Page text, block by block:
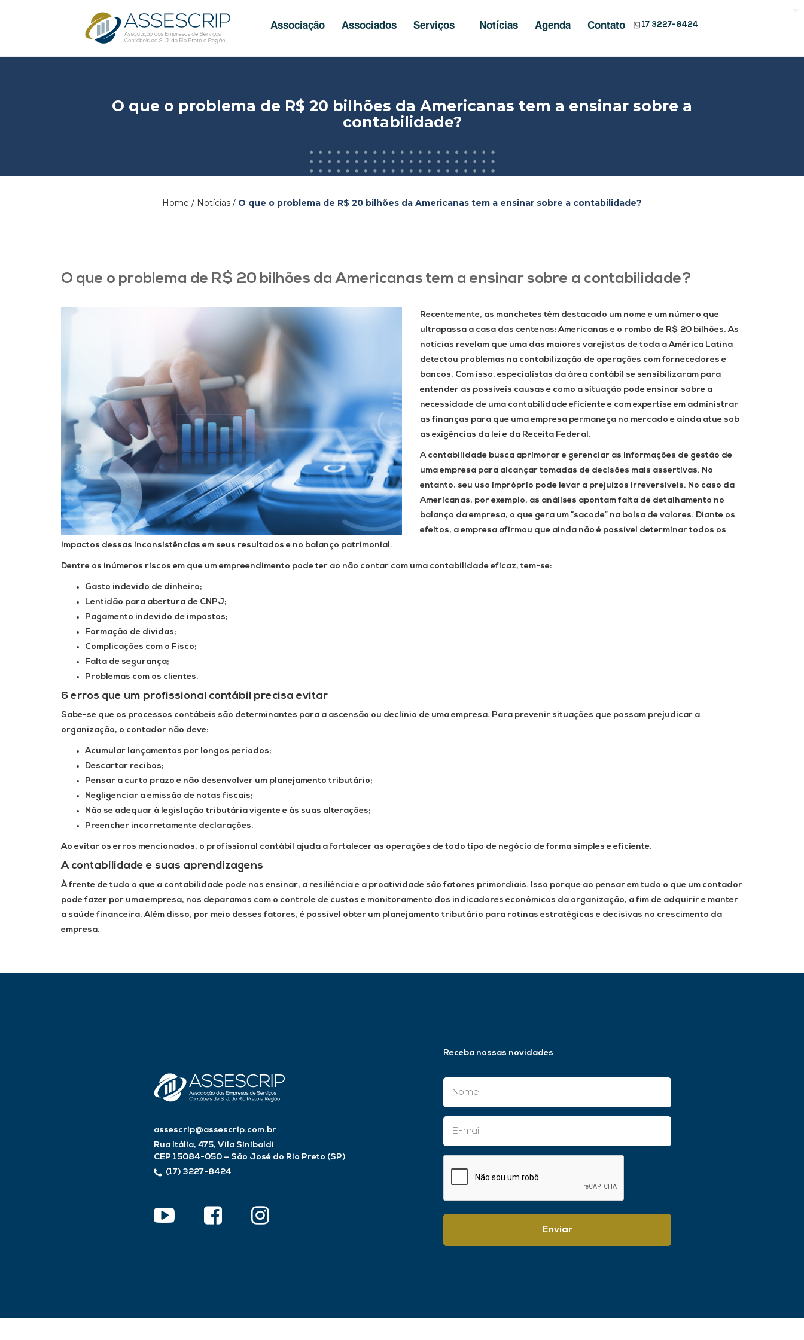
Associação Associados Serviços Notícias Agenda Contato 17 3227-8424
O que o problema de R$ 20 bilhões da Americanas tem a ensinar sobre a
contabilidade?
Home / Notícias / O que o problema de R$ 20 bilhões da Americanas tem a ensinar sobre a contabilidade?
O que o problema de R$ 20 bilhões da Americanas tem a ensinar sobre a contabilidade?
Recentemente, as manchetes têm destacado um nome e um número que
ultrapassa a casa das centenas: Americanas e o rombo de R$ 20 bilhões. As
notícias revelam que uma das maiores varejistas de toda a América Latina
detectou problemas na contabilização de operações com fornecedores e
bancos. Com isso, especialistas da área contábil se sensibilizaram para
entender as possíveis causas e como a situação pode ensinar sobre a
necessidade de uma contabilidade eficiente e com expertise em administrar
as finanças para que uma empresa permaneça no mercado e ainda atue sob
as exigências da lei e da Receita Federal.
A contabilidade busca aprimorar e gerenciar as informações de gestão de
uma empresa para alcançar tomadas de decisões mais assertivas. No
entanto, seu uso impróprio pode levar a prejuízos irreversíveis. No caso da
Americanas, por exemplo, as análises apontam falta de detalhamento no
balanço da empresa, o que gera um “sacode” na bolsa de valores. Diante os
efeitos, a empresa afirmou que ainda não é possível determinar todos os
impactos dessas inconsistências em seus resultados e no balanço patrimonial.
Dentre os inúmeros riscos em que um empreendimento pode ter ao não contar com uma contabilidade eficaz, tem-se:
Gasto indevido de dinheiro;
Lentidão para abertura de CNPJ;
Pagamento indevido de impostos;
Formação de dívidas;
Complicações com o Fisco;
Falta de segurança;
Problemas com os clientes.
6 erros que um profissional contábil precisa evitar
Sabe-se que os processos contábeis são determinantes para a ascensão ou declínio de uma empresa. Para prevenir situações que possam prejudicar a
organização, o contador não deve:
Acumular lançamentos por longos períodos;
Descartar recibos;
Pensar a curto prazo e não desenvolver um planejamento tributário;
Negligenciar a emissão de notas fiscais;
Não se adequar à legislação tributária vigente e às suas alterações;
Preencher incorretamente declarações.
Ao evitar os erros mencionados, o profissional contábil ajuda a fortalecer as operações de todo tipo de negócio de forma simples e eficiente.
A contabilidade e suas aprendizagens
À frente de tudo o que a contabilidade pode nos ensinar, a resiliência e a proatividade são fatores primordiais. Isso porque ao pensar em tudo o que um contador
pode fazer por uma empresa, nos deparamos com o controle de custos e monitoramento dos indicadores econômicos da organização, a fim de adquirir e manter
a saúde financeira. Além disso, por meio desses fatores, é possível obter um planejamento tributário para rotinas estratégicas e decisivas no crescimento da
empresa.
assescrip@assescrip.com.br
Rua Itália, 475, Vila Sinibaldi
CEP 15084-050 – São José do Rio Preto (SP)
(17) 3227-8424
Receba nossas novidades
Enviar